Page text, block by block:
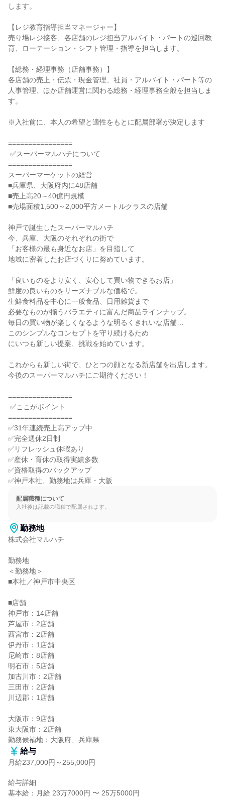
します。
【レジ教育指導担当マネージャー】
売り場レジ接客、各店舗のレジ担当アルバイト・パートの巡回教
育、ローテーション・シフト管理・指導を担当します。
【総務・経理事務（店舗事務）】
各店舗の売上・伝票・現金管理、社員・アルバイト・パート等の
人事管理、ほか店舗運営に関わる総務・経理事務全般を担当しま
す。
※入社前に、本人の希望と適性をもとに配属部署が決定します
================
================
スーパーマーケットの経営
■兵庫県、大阪府内に48店舗
■売上高20～40億円規模
■売場面積1,500～2,000平方メートルクラスの店舗
神戸で誕生したスーパーマルハチ
今、兵庫、大阪のそれぞれの街で
「お客様の最も身近なお店」を目指して
地域に密着したお店づくりに努めています。
「良いものをより安く、安心して買い物できるお店」
鮮度の良いものをリーズナブルな価格で。
生鮮食料品を中心に一般食品、日用雑貨まで
必要なものが揃うバラエティに富んだ商品ラインナップ。
毎日の買い物が楽しくなるような明るくきれいな店舗…
このシンプルなコンセプトを守り続けるため
にいつも新しい提案、挑戦を始めています。
これからも新しい街で、ひとつの顔となる新店舗を出店します。
今後のスーパーマルハチにご期待ください！
================
================
✅31年連続売上高アップ中
✅完全週休2日制
✅リフレッシュ休暇あり
✅産休・育休の取得実績多数
✅資格取得のバックアップ
✅神戸本社、勤務地は兵庫・大阪
配属職種について
入社後は記載の職種で配属されます。
勤務地
株式会社マルハチ
勤務地
＜勤務地＞
■本社／神戸市中央区
■店舗
神戸市：14店舗
芦屋市：2店舗
西宮市：2店舗
伊丹市：1店舗
尼崎市：8店舗
明石市：5店舗
加古川市：2店舗
三田市：2店舗
川辺郡：1店舗
大阪市：9店舗
東大阪市：2店舗
勤務候補地：大阪府、兵庫県
給与
月給237,000円～255,000円
給与詳細
基本給：月給 23万7000円 〜 25万5000円